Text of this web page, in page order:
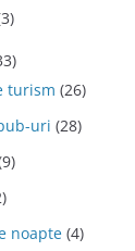
turism (26)
uri (28)
noapte (4)